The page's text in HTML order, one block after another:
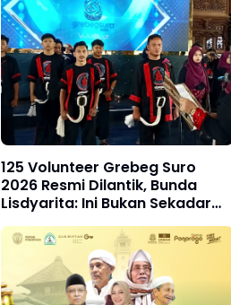
125 Volunteer Grebeg Suro
2026 Resmi Dilantik, Bunda
Lisdyarita: Ini Bukan Sekadar
Event, Tapi Wujud Cinta Budaya